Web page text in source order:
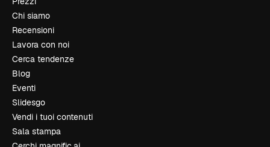
Chi siamo
Recensioni
Lavora con noi
Cerca tendenze
Blog
Eventi
Slidesgo
Vendi i tuoi contenuti
Sala stampa